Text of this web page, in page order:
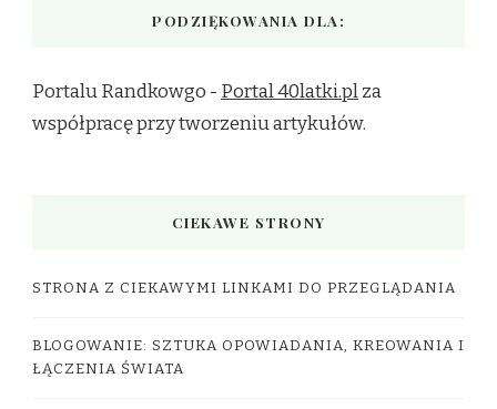
PODZIĘKOWANIA DLA:
Portalu Randkowgo - Portal 40latki.plza
współpracę przy tworzeniu artykułów.
CIEKAWE STRONY
STRONA Z CIEKAWYMI LINKAMI DO PRZEGLĄDANIA
BLOGOWANIE: SZTUKA OPOWIADANIA, KREOWANIA I
ŁĄCZENIA ŚWIATA